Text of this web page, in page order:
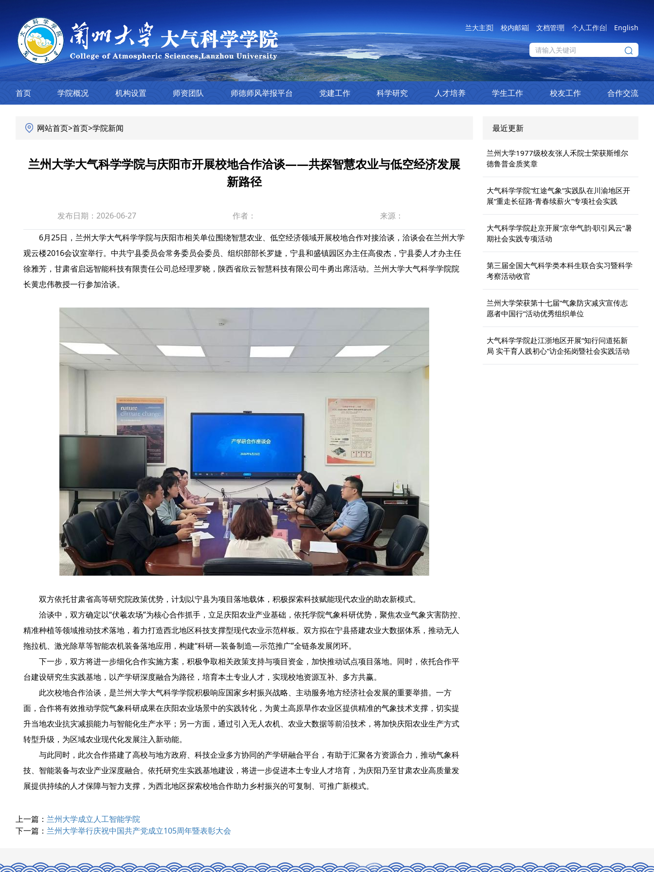
兰大主页 校内邮箱 文档管理 个人工作台 English
首页 学院概况 机构设置 师资团队 师德师风举报平台 党建工作 科学研究 人才培养 学生工作 校友工作 合作交流
网站首页>首页>学院新闻
兰州大学大气科学学院与庆阳市开展校地合作洽谈——共探智慧农业与低空经济发展
新路径
发布日期：2026-06-27 作者： 来源：
6月25日，兰州大学大气科学学院与庆阳市相关单位围绕智慧农业、低空经济领域开展校地合作对接洽谈，洽谈会在兰州大学
观云楼2016会议室举行。中共宁县委员会常务委员会委员‌、组织部部长罗婕，宁县和盛镇园区办主任高俊杰，宁县委人才办主任
徐雅芳，甘肃省启远智能科技有限责任公司总经理罗晓，陕西省欣云智慧科技有限公司牛勇出席活动。兰州大学大气科学学院院
长黄忠伟教授一行参加洽谈。
双方依托甘肃省高等研究院政策优势，计划以宁县为项目落地载体，积极探索科技赋能现代农业的助农新模式。
洽谈中，双方确定以“伏羲农场”为核心合作抓手，立足庆阳农业产业基础，依托学院气象科研优势，聚焦农业气象灾害防控、
精准种植等领域推动技术落地，着力打造西北地区科技支撑型现代农业示范样板。双方拟在宁县搭建农业大数据体系，推动无人
拖拉机、激光除草等智能农机装备落地应用，构建“科研—装备制造—示范推广”全链条发展闭环。
下一步，双方将进一步细化合作实施方案，积极争取相关政策支持与项目资金，加快推动试点项目落地。同时，依托合作平
台建设研究生实践基地，以产学研深度融合为路径，培育本土专业人才，实现校地资源互补、多方共赢。
此次校地合作洽谈，是兰州大学大气科学学院积极响应国家乡村振兴战略、主动服务地方经济社会发展的重要举措。一方
面，合作将有效推动学院气象科研成果在庆阳农业场景中的实践转化，为黄土高原旱作农业区提供精准的气象技术支撑，切实提
升当地农业抗灾减损能力与智能化生产水平；另一方面，通过引入无人农机、农业大数据等前沿技术，将加快庆阳农业生产方式
转型升级，为区域农业现代化发展注入新动能。
与此同时，此次合作搭建了高校与地方政府、科技企业多方协同的产学研融合平台，有助于汇聚各方资源合力，推动气象科
技、智能装备与农业产业深度融合。依托研究生实践基地建设，将进一步促进本土专业人才培育，为庆阳乃至甘肃农业高质量发
展提供持续的人才保障与智力支撑，为西北地区探索校地合作助力乡村振兴的可复制、可推广新模式。
上一篇： 兰州大学成立人工智能学院
下一篇： 兰州大学举行庆祝中国共产党成立105周年暨表彰大会
最近更新
兰州大学1977级校友张人禾院士荣获斯维尔
德鲁普金质奖章
大气科学学院“红途气象”实践队在川渝地区开
展“重走长征路·青春续薪火”专项社会实践
大气科学学院赴京开展“京华气韵·职引风云”暑
期社会实践专项活动
第三届全国大气科学类本科生联合实习暨科学
考察活动收官
兰州大学荣获第十七届“气象防灾减灾宣传志
愿者中国行”活动优秀组织单位
大气科学学院赴江浙地区开展“知行问道拓新
局 实干育人践初心”访企拓岗暨社会实践活动